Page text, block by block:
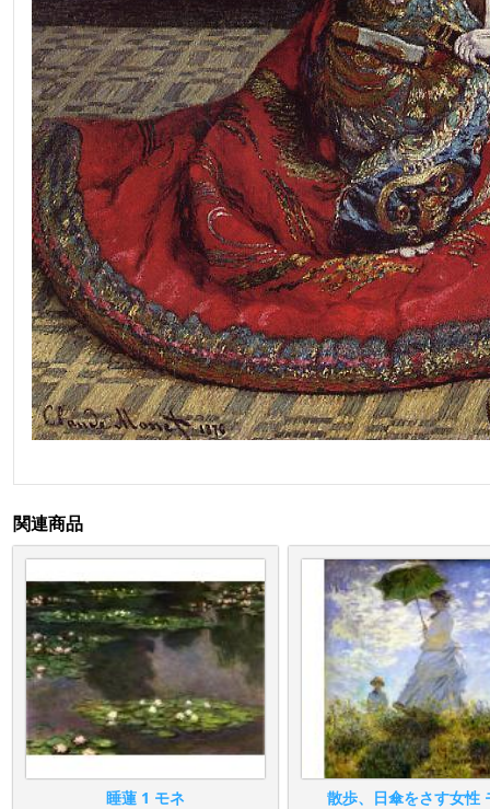
関連商品
睡蓮 1 モネ 散歩、日傘をさす女性